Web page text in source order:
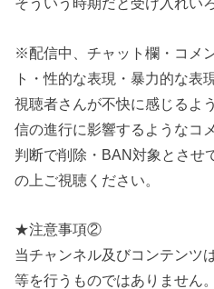
※配信中、チャット欄・コメ
ト・性的な表現・暴力的な表
視聴者さんが不快に感じるよ
信の進行に影響するようなコ
判断で削除・BAN対象とさせ
の上ご視聴ください。
★注意事項②
当チャンネル及びコンテンツ
等を行うものではありません